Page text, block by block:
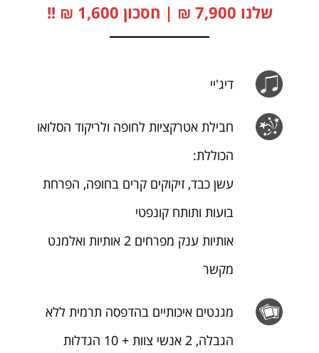
שלנו 7,900 ₪ | חסכון 1,600 ₪ !!
דיג'יי
חבילת אטרקציות לחופה ולריקוד הסלואו
הכוללת:
עשן כבד, זיקוקים קרים בחופה, הפרחת
בועות ותותח קונפטי
אותיות ענק מפרחים 2 אותיות ואלמנט
מקשר
מגנטים איכותיים בהדפסה תרמית ללא
הגבלה, 2 אנשי צוות + 10 הגדלות